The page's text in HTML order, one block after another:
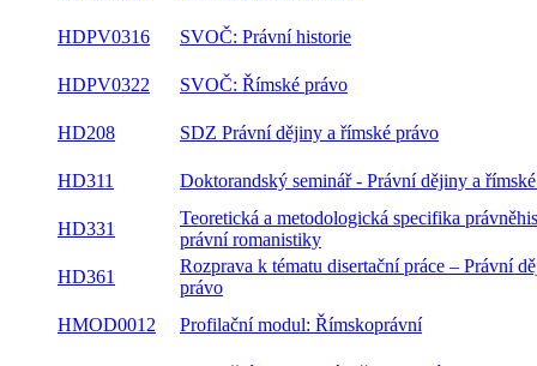
HDPV0316 SVOČ: Právní historie
HDPV0322 SVOČ: Římské právo
HD208 SDZ Právní dějiny a římské právo
HD311 Doktorandský seminář - Právní dějiny a
HD331
Teoretická a metodologická specifika
vědy a právní romanistiky
HD361
Rozprava k tématu disertační práce – Právní
římské právo
HMOD0012
Profilační modul: Římskoprávní